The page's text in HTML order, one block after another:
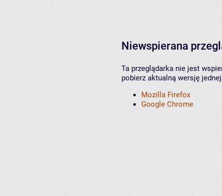
Niewspierana
Ta przeglądarka nie jest
pobierz aktualną wersję
Mozilla Firefox
Google Chrome